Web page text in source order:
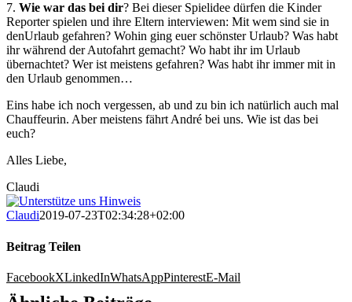
7. Wie war das bei dir? Bei dieser Spielidee dürfen die Kinder
Reporter spielen und ihre Eltern interviewen: Mit wem sind sie in
denUrlaub gefahren? Wohin ging euer schönster Urlaub? Was habt
ihr während der Autofahrt gemacht? Wo habt ihr im Urlaub
übernachtet? Wer ist meistens gefahren? Was habt ihr immer mit in
den Urlaub genommen…
Eins habe ich noch vergessen, ab und zu bin ich natürlich auch mal
Chauffeurin. Aber meistens fährt André bei uns. Wie ist das bei
euch?
Alles Liebe,
Claudi
Claudi2019-07-23T02:34:28+02:00
Beitrag Teilen
FacebookXLinkedInWhatsAppPinterestE-Mail